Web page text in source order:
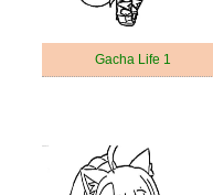
Gacha Life 1